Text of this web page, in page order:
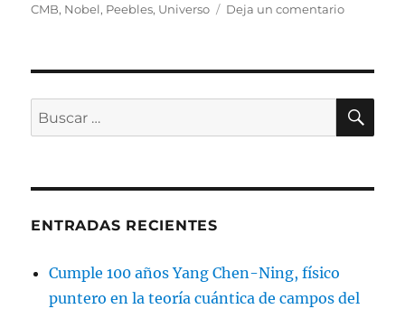
el
CMB, Nobel, Peebles, Universo Deja un comentarioen
desde
hace
Buscar
por:
ENTRADAS RECIENTES
Cumple 100 años Yang Chen-Ning, físico
puntero en la teoría cuántica de campos del